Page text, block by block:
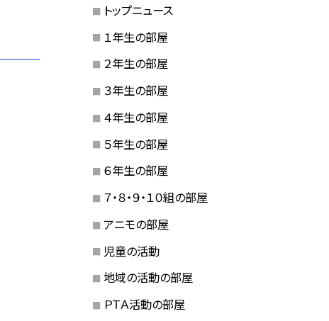
トップニュース
１年生の部屋
２年生の部屋
３年生の部屋
４年生の部屋
５年生の部屋
６年生の部屋
７・８・９・１０組の部屋
アニモの部屋
児童の活動
地域の活動の部屋
ＰＴＡ活動の部屋